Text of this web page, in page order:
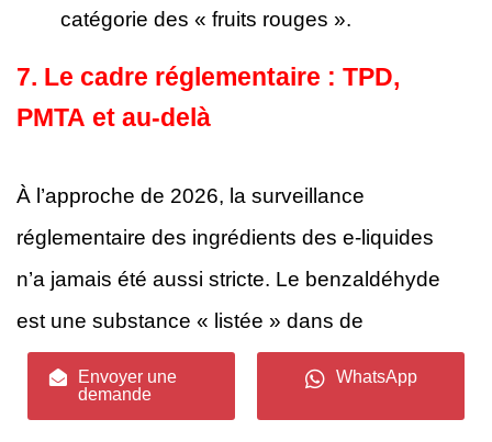
catégorie des « fruits rouges ».
7. Le cadre réglementaire : TPD,
PMTA et au-delà
À l’approche de 2026, la surveillance
réglementaire des ingrédients des e-liquides
n’a jamais été aussi stricte. Le benzaldéhyde
est une substance « listée » dans de
déclarer la présence si elle dépasse certains
Envoyer une
demande
WhatsApp